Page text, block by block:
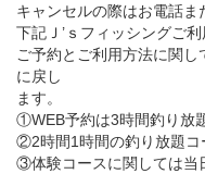
キャンセルの際はお電話ま
下記Ｊ’ｓフィッシングご
ご予約とご利用方法に関
に戻し
ます。
①WEB予約は3時間釣り放
②2時間1時間の釣り放題コ
③体験コースに関しては当